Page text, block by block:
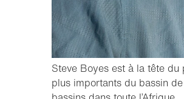
Steve Boyes est à la tête
plus importants du bassin